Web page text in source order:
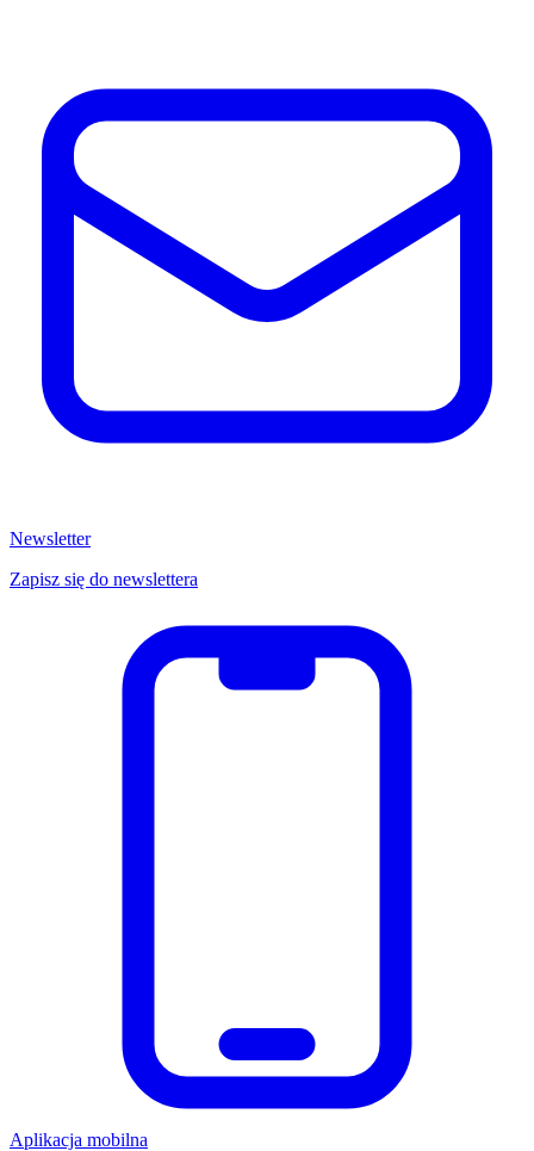
Newsletter
Zapisz się do newslettera
Aplikacja mobilna